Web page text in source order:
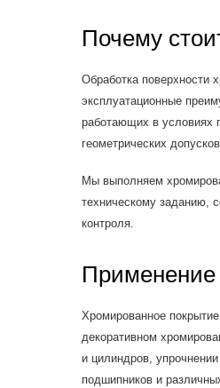
Почему
Обработка поверхности
эксплуатационные
работающих в условиях
геометрических
Мы выполняем
техническому заданию,
контроля.
Применение
Хромированное
декоративном
и цилиндров,
подшипников и